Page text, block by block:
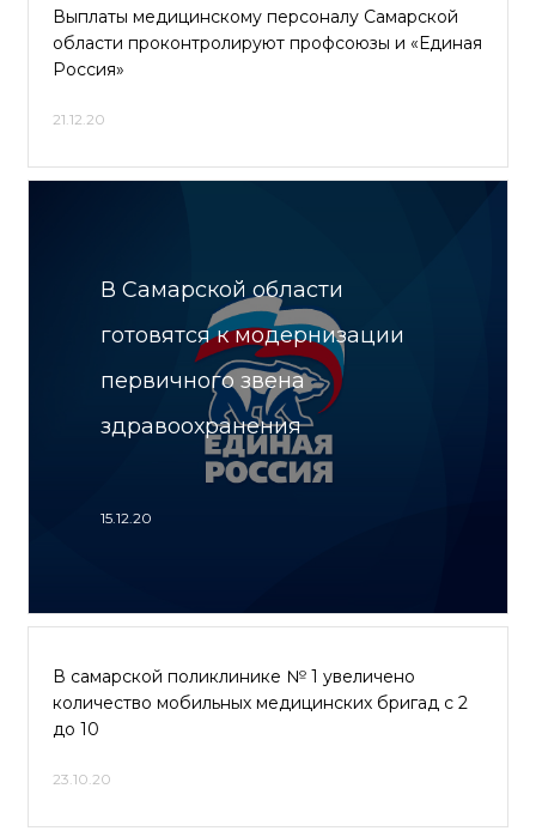
Выплаты медицинскому персоналу Самарской
области проконтролируют профсоюзы и «Единая
Россия»
21.12.20
В Самарской области
готовятся к модернизации
первичного звена
здравоохранения
15.12.20
В самарской поликлинике № 1 увеличено
количество мобильных медицинских бригад с 2
до 10
23.10.20